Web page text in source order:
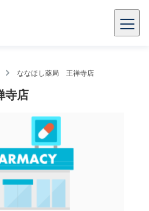
ななほし薬局 王禅寺店
寺店